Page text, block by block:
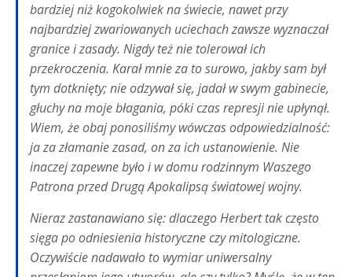
bardziej niż kogokolwiek na świecie, nawet przy
najbardziej zwariowanych uciechach zawsze wyznaczał
granice i zasady. Nigdy też nie tolerował ich
przekroczenia. Karał mnie za to surowo, jakby sam był
tym dotknięty; nie odzywał się, jadał w swym gabinecie,
głuchy na moje błagania, póki czas represji nie upłynął.
Wiem, że obaj ponosiliśmy wówczas odpowiedzialność:
ja za złamanie zasad, on za ich ustanowienie. Nie
inaczej zapewne było i w domu rodzinnym Waszego
Patrona przed Drugą Apokalipsą światowej wojny.
Nieraz zastanawiano się: dlaczego Herbert tak często
sięga po odniesienia historyczne czy mitologiczne.
Oczywiście nadawało to wymiar uniwersalny